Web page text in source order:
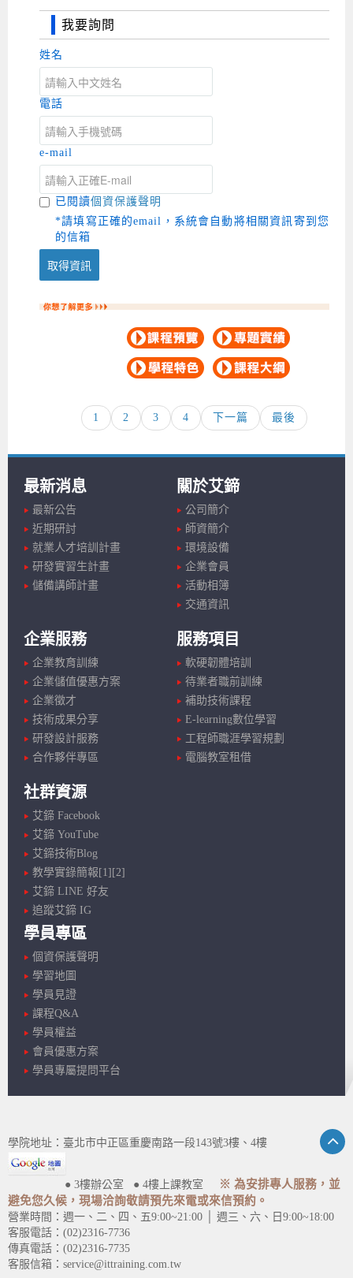
我要詢問
姓名
電話
e-mail
已閱讀個資保護聲明
*請填寫正確的email，系統會自動將相關資訊寄到您
的信箱
取得資訊
1 2 3 4 下一篇 最後
最新消息
最新公告
近期研討
就業人才培訓計畫
研發實習生計畫
儲備講師計畫
關於艾鍗
公司簡介
師資簡介
環境設備
企業會員
活動相簿
交通資訊
企業服務
企業教育訓練
企業儲值優惠方案
企業徵才
技術成果分享
研發設計服務
合作夥伴專區
服務項目
軟硬韌體培訓
待業者職前訓練
補助技術課程
E-learning數位學習
工程師職涯學習規劃
電腦教室租借
社群資源
艾鍗 Facebook
艾鍗 YouTube
艾鍗技術Blog
教學實錄簡報[1] [2]
艾鍗 LINE 好友
追蹤艾鍗 IG
學員專區
個資保護聲明
學習地圖
學員見證
課程Q&A
學員權益
會員優惠方案
學員專屬提問平台
學院地址：臺北市中正區重慶南路一段143號3樓、4樓
● 3樓辦公室 ● 4樓上課教室
※ 為安排專人服務，並
避免您久候，現場洽詢敬請預先來電或來信預約。
營業時間：週一、二、四、五9:00~21:00 │ 週三、六、日9:00~18:00
客服電話：(02)2316-7736
傳真電話：(02)2316-7735
客服信箱：service@ittraining.com.tw